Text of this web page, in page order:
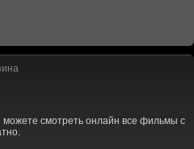
смотреть онлайн все фильмы с